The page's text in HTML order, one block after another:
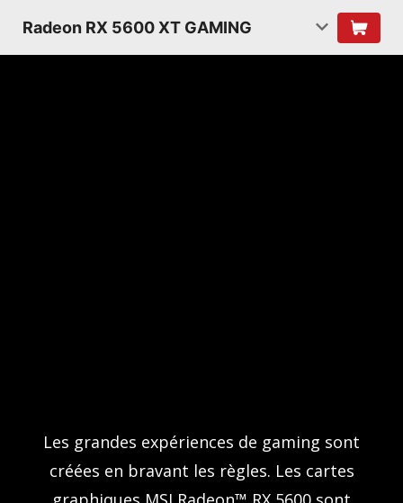
Radeon RX 5600 XT GAMING
Les grandes expériences de gaming sont
créées en bravant les règles. Les cartes